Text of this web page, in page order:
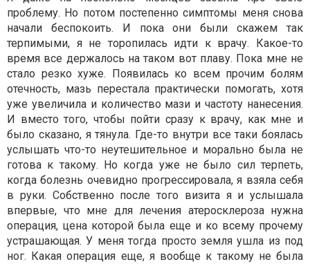
проблему. Но потом постепенно симптомы меня снова
начали беспокоить. И пока они были скажем так
терпимыми, я не торопилась идти к врачу. Какое-то
время все держалось на таком вот плаву. Пока мне не
стало резко хуже. Появилась ко всем прочим болям
отечность, мазь перестала практически помогать, хотя
уже увеличила и количество мази и частоту нанесения.
И вместо того, чтобы пойти сразу к врачу, как мне и
было сказано, я тянула. Где-то внутри все таки боялась
услышать что-то неутешительное и морально была не
готова к такому. Но когда уже не было сил терпеть,
когда болезнь очевидно прогрессировала, я взяла себя
в руки. Собственно после того визита я и услышала
впервые, что мне для лечения атеросклероза нужна
операция, цена которой была еще и ко всему прочему
устрашающая. У меня тогда просто земля ушла из под
ног. Какая операция еще, я вообще к такому не была